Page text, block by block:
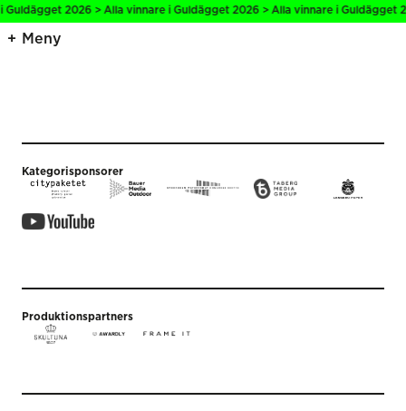
2026 > Alla vinnare i Guldägget 2026 > Alla vinnare i
Meny
Kategorisponsorer
Produktionspartners